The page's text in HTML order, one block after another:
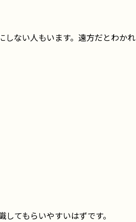
ない人もいます。遠方だとわかれ
てもらいやすいはずです。